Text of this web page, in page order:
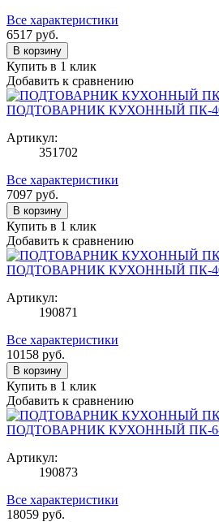
Все характеристики
6517 руб.
В корзину
Купить в 1 клик
Добавить к сравнению
ПОДТОВАРНИК КУХОННЫЙ ПК-40
Артикул:
351702
Все характеристики
7097 руб.
В корзину
Купить в 1 клик
Добавить к сравнению
ПОДТОВАРНИК КУХОННЫЙ ПК-40-
Артикул:
190871
Все характеристики
10158 руб.
В корзину
Купить в 1 клик
Добавить к сравнению
ПОДТОВАРНИК КУХОННЫЙ ПК-6-2
Артикул:
190873
Все характеристики
18059 руб.